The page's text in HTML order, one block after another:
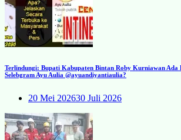
Terlindungi: Bupati Kabupaten Bintan Roby Kurniawan Ada
Selebgram Ayu Aulia @ayuandiyantiaulia?
20 Mei 202630 Juli 2026